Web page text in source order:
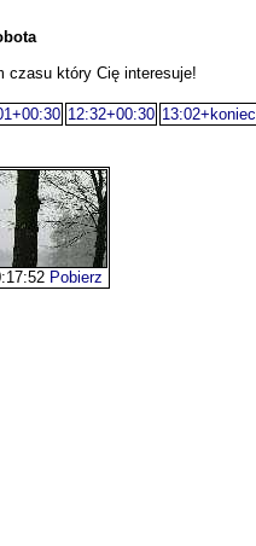
czasu który Cię interesuje!
12:32+00:30 13:02+koniec
Pobierz